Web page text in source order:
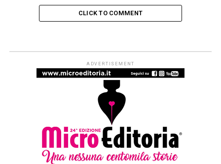
CLICK TO COMMENT
ADVERTISEMENT